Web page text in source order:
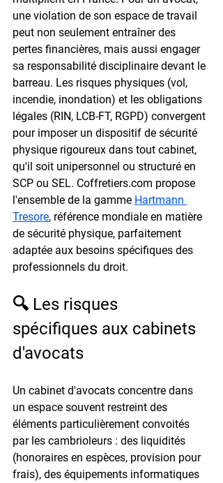
une violation de son espace de travail
peut non seulement entraîner des
pertes financières, mais aussi engager
sa responsabilité disciplinaire devant le
barreau. Les risques physiques (vol,
incendie, inondation) et les obligations
légales (RIN, LCB-FT, RGPD) convergent
pour imposer un dispositif de sécurité
physique rigoureux dans tout cabinet,
qu'il soit unipersonnel ou structuré en
SCP ou SEL. Coffretiers.com propose
l'ensemble de la gamme Hartmann
Tresore, référence mondiale en matière
de sécurité physique, parfaitement
adaptée aux besoins spécifiques des
professionnels du droit.
🔍 Les risques
spécifiques aux cabinets
d'avocats
Un cabinet d'avocats concentre dans
un espace souvent restreint des
éléments particulièrement convoités
par les cambrioleurs : des liquidités
(honoraires en espèces, provision pour
frais), des équipements informatiques